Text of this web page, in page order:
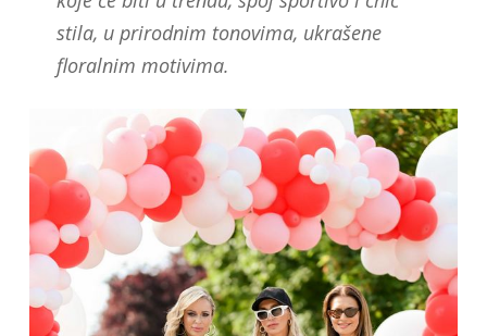
stila, u prirodnim tonovima, ukrašene
floralnim motivima.